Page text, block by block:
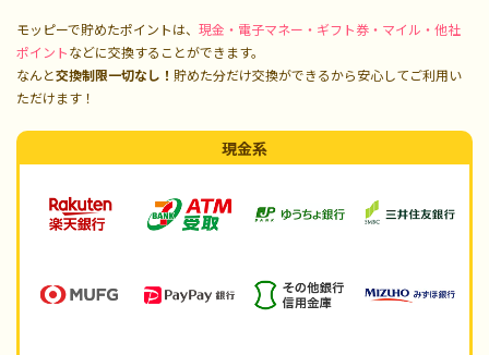
モッピーで貯めたポイントは、 現金・電子マネー・ギフト券・マイル・他社
ポイントなどに交換することができます。
なんと交換制限一切なし！ 貯めた分だけ交換ができるから安心してご利用い
ただけます！
現金系